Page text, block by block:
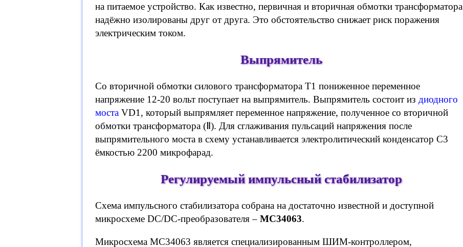
на питаемое устройство. Как известно, первичная и вторичная обмотки трансформатора
надёжно изолированы друг от друга. Это обстоятельство снижает риск поражения
электрическим током.
Выпрямитель
Со вторичной обмотки силового трансформатора Т1 пониженное переменное
напряжение 12-20 вольт поступает на выпрямитель. Выпрямитель состоит из диодного
моста VD1, который выпрямляет переменное напряжение, полученное со вторичной
обмотки трансформатора (Ⅱ). Для сглаживания пульсаций напряжения после
выпрямительного моста в схему устанавливается электролитический конденсатор C3
ёмкостью 2200 микрофарад.
Регулируемый импульсный стабилизатор
Схема импульсного стабилизатора собрана на достаточно известной и доступной
микросхеме DC/DC-преобразователя – MC34063.
Микросхема MC34063 является специализированным ШИМ-контроллером,